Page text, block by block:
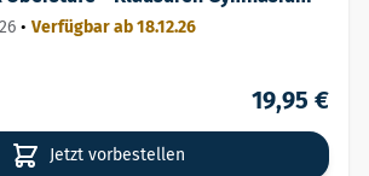
• Verfügbar ab 18.12.26
19,95 €
Jetzt vorbestellen